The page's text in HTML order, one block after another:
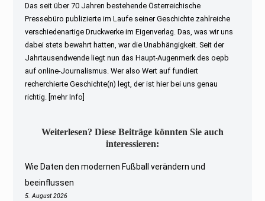
Das seit über 70 Jahren bestehende Österreichische
Pressebüro publizierte im Laufe seiner Geschichte zahlreiche
verschiedenartige Druckwerke im Eigenverlag. Das, was wir uns
dabei stets bewahrt hatten, war die Unabhängigkeit. Seit der
Jahrtausendwende liegt nun das Haupt-Augenmerk des oepb
auf online-Journalismus. Wer also Wert auf fundiert
recherchierte Geschichte(n) legt, der ist hier bei uns genau
richtig.
[mehr Info]
Weiterlesen? Diese Beiträge könnten Sie auch
interessieren:
Wie Daten den modernen Fußball verändern und
beeinflussen
5. August 2026